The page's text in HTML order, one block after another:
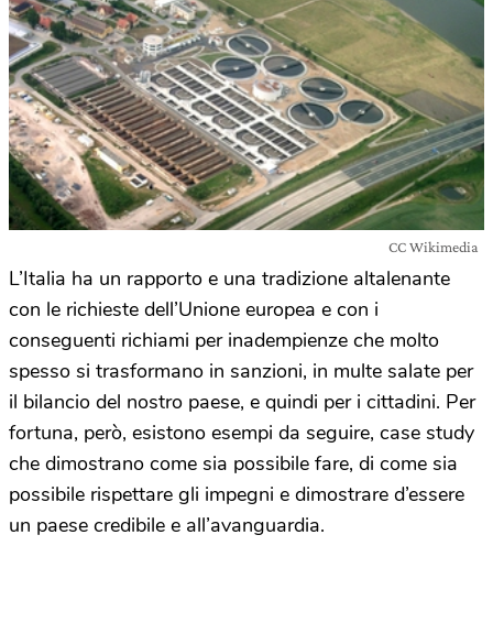
CC Wikimedia
L’Italia ha un rapporto e una tradizione altalenante
con le richieste dell’Unione europea e con i
conseguenti richiami per inadempienze che molto
spesso si trasformano in sanzioni, in multe salate per
il bilancio del nostro paese, e quindi per i cittadini. Per
fortuna, però, esistono esempi da seguire, case study
che dimostrano come sia possibile fare, di come sia
possibile rispettare gli impegni e dimostrare d’essere
un paese credibile e all’avanguardia.